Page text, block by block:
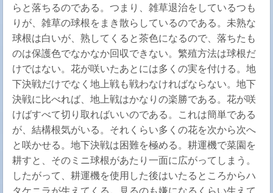
らと落ちるのである。つまり、雑草退治をしているつも
りが、雑草の球根をまき散らしているのである。未熟な
球根は白いが、熟してくると茶色になるので、落ちたも
のは保護色でなかなか回収できない。繁殖方法は球根だ
けではない。花が咲いたあとには多くの実を付ける。地
下決戦だけでなく地上戦も戦わなければならない。地下
決戦に比べれば、地上戦はかなりの楽勝である。花が咲
けばすべて切り取ればいいのである。これは簡単である
が、結構根気がいる。それくらい多くの花を次から次へ
と咲かせる。地下決戦は困難を極める。耕運機で菜園を
耕すと、そのミニ球根があたり一面に広がってしまう。
したがって、耕運機を使用した後はいたるところからハ
タケニラが生えてくる。見るのも嫌になるくらい生えて